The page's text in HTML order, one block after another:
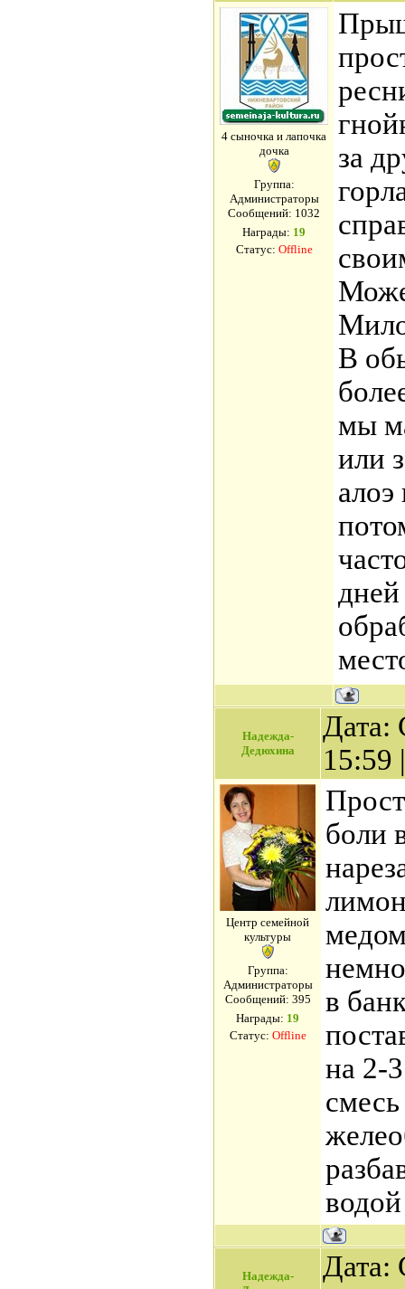
4 сыночка и лапочка
дочка
Группа:
Администраторы
Сообщений: 1032
Награды: 19
Статус: Offline
за
В
мы
или
Надежда-
Дедюхина
Дата:
Центр семейной
культуры
Группа:
Администраторы
Сообщений: 395
Награды: 19
Статус: Offline
боли
в
на 2-
смесь
Надежда-
Дата: